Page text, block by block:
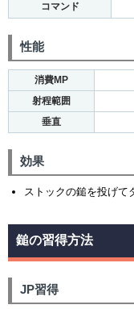
コマンド
性能
消費MP
射程範囲
垂直
効果
ストックの鎚を投げて
鎚の習得方法
JP習得